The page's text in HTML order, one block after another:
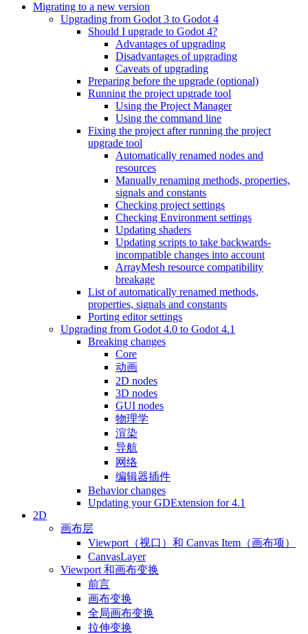
Migrating to a new version
Upgrading from Godot 3 to Godot 4
Should I upgrade to Godot 4?
Advantages of upgrading
Disadvantages of upgrading
Caveats of upgrading
Preparing before the upgrade (optional)
Running the project upgrade tool
Using the Project Manager
Using the command line
Fixing the project after running the project
upgrade tool
Automatically renamed nodes and
resources
Manually renaming methods, properties,
signals and constants
Checking project settings
Checking Environment settings
Updating shaders
Updating scripts to take backwards-
incompatible changes into account
ArrayMesh resource compatibility
breakage
List of automatically renamed methods,
properties, signals and constants
Porting editor settings
Upgrading from Godot 4.0 to Godot 4.1
Breaking changes
Core
动画
2D nodes
3D nodes
GUI nodes
物理学
渲染
导航
网络
编辑器插件
Behavior changes
Updating your GDExtension for 4.1
2D
画布层
Viewport（视口）和 Canvas Item（画布项）
CanvasLayer
Viewport 和画布变换
前言
画布变换
全局画布变换
拉伸变换